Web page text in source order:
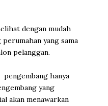
dengan mudah
yang sama
pelanggan.
hanya
yang
akan menawarkan